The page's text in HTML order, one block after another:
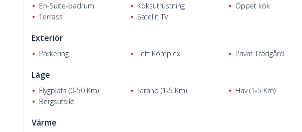
En-Suite-badrum
Köksutrustning Öppet kök
Terrass
Satellit TV
Exteriör
Parkering I ett Komplex Privat Trädgård
Läge
Flygplats (0-50 Km) Strand (1-5 Km) Hav (1-5 Km)
Bergsutsikt
Värme